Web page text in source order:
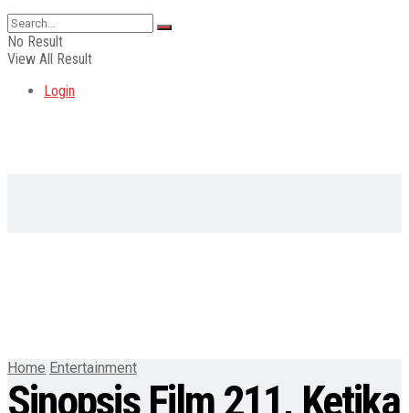
No Result
View All Result
Login
Home Entertainment
Sinopsis Film 211, Ketika